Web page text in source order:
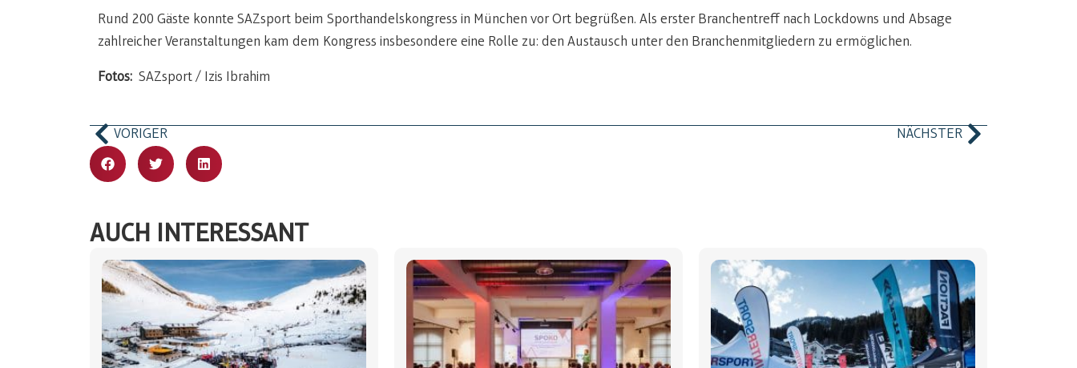
Rund 200 Gäste konnte SAZsport beim Sporthandelskongress in München vor Ort begrüßen. Als erster Branchentreff nach Lockdowns und Absage
zahlreicher Veranstaltungen kam dem Kongress insbesondere eine Rolle zu: den Austausch unter den Branchenmitgliedern zu ermöglichen.
Fotos: SAZsport / Izis Ibrahim
VORIGER NÄCHSTER
AUCH INTERESSANT